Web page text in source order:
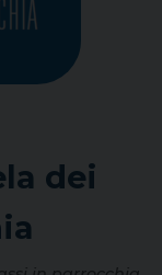
dei